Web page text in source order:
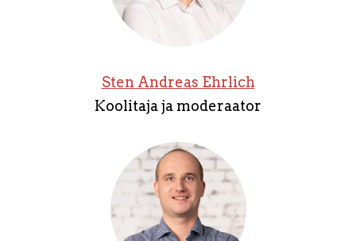
Sten Andreas Ehrlich
Koolitaja ja moderaator